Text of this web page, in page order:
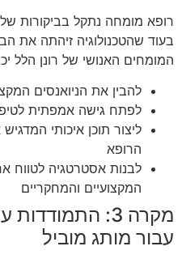
רופא מומחה נתקל בביקורות
בעוד שהטכנולוגיה זיהתה את
המומחים האנושי של רונן הלל
להבין את הניואנסים
לפתח גישה אמפתית
ליצור תוכן איכותי
הרופא
לבנות אסטרטגיה לטווח
המקצועיים והמחקריים
מקרה 3:
עבור מותג מוביל